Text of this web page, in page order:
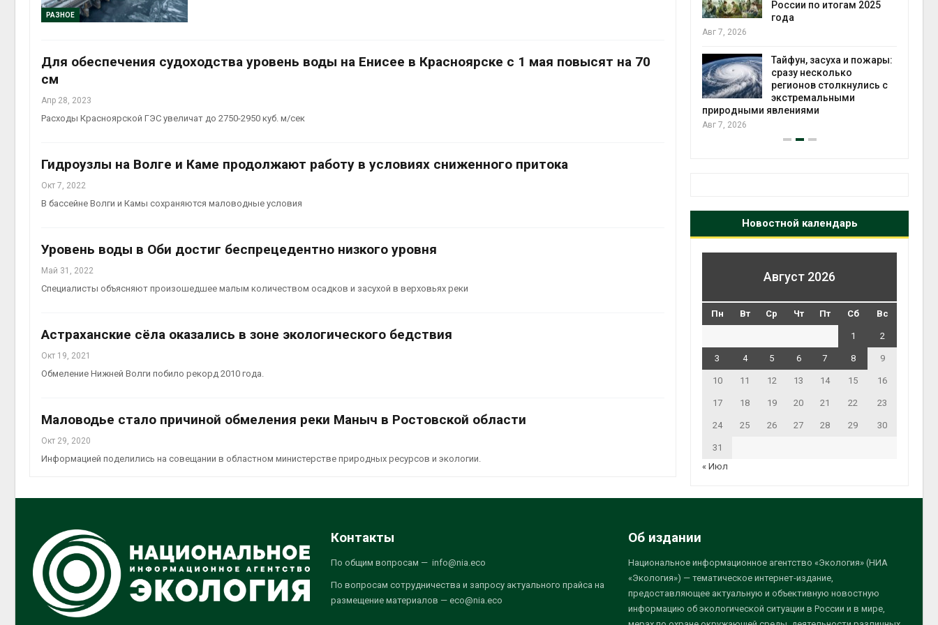
РАЗНОЕ
Для обеспечения судоходства уровень воды на Енисее в Красноярске с 1 мая повысят на 70
см
Апр 28, 2023
Расходы Красноярской ГЭС увеличат до 2750-2950 куб. м/сек
Гидроузлы на Волге и Каме продолжают работу в условиях сниженного притока
Окт 7, 2022
В бассейне Волги и Камы сохраняются маловодные условия
Уровень воды в Оби достиг беспрецедентно низкого уровня
Май 31, 2022
Специалисты объясняют произошедшее малым количеством осадков и засухой в верховьях реки
Астраханские сёла оказались в зоне экологического бедствия
Окт 19, 2021
Обмеление Нижней Волги побило рекорд 2010 года.
Маловодье стало причиной обмеления реки Маныч в Ростовской области
Окт 29, 2020
Информацией поделились на совещании в областном министерстве природных ресурсов и экологии.
МЕГА и ВкусВилл
Авг 6, 2026
России по итогам 2025
года
Авг 7, 2026
Тайфун, засуха и пожары:
сразу несколько
регионов столкнулись с
экстремальными
природными явлениями
Авг 7, 2026
Новостной календарь
Август 2026
Пн Вт Ср Чт Пт Сб Вс
1 2
3 4 5 6 7 8 9
10 11 12 13 14 15 16
17 18 19 20 21 22 23
24 25 26 27 28 29 30
31
« Июл
Контакты
По общим вопросам — info@nia.eco
По вопросам сотрудничества и запросу актуального прайса на
размещение материалов — eco@nia.eco
Об издании
Национальное информационное агентство «Экология» (НИА
«Экология») — тематическое интернет-издание,
предоставляющее актуальную и объективную новостную
информацию об экологической ситуации в России и в мире,